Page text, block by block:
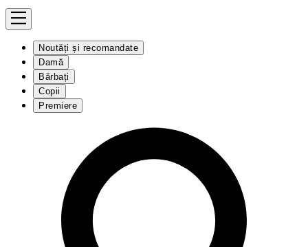
Noutăți și recomandate
Damă
Bărbați
Copii
Premiere